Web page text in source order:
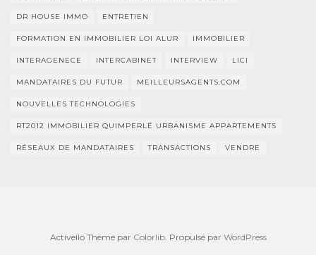
DR HOUSE IMMO ENTRETIEN
FORMATION EN IMMOBILIER LOI ALUR IMMOBILIER
INTERAGENECE INTERCABINET INTERVIEW LICI
MANDATAIRES DU FUTUR MEILLEURSAGENTS.COM
NOUVELLES TECHNOLOGIES
RT2012 IMMOBILIER QUIMPERLÉ URBANISME APPARTEMENTS
RÉSEAUX DE MANDATAIRES TRANSACTIONS VENDRE
Activello Thème par Colorlib. Propulsé par WordPress